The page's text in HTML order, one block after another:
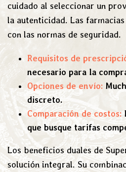
cuidado al seleccionar un
la autenticidad. Las
con las normas de seguridad.
Requisitos de
necesario para la
Opciones de envío:
discreto.
Comparación de costos:
que busque tarifas
Los beneficios duales de
solución integral. Su